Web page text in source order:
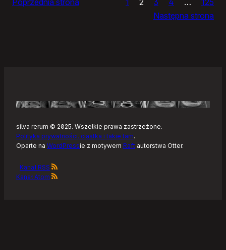
Następna strona
silva rerum © 2025. Wszelkie prawa zastrzeżone.
Polityka prywatności, ciastka i takie tam.
Oparte na WordPressie z motywem Raft autorstwa Otter.
Kanał RSS
Kanał Atom